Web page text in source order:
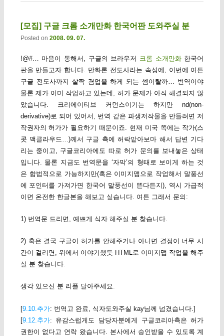
[모집] 구글 크롬 소개만화 한국어판 도와주실 분
Posted on 2008. 09. 07.
!@#… 마음이 동해서, 구글의 브라우저 크롬 소개만화한국어
판을 만들고자 합니다. 만화론 전도사라는 속성에, 이번에 여튼
구글 전도사까지 살짝 겸업을 하게 되는 셈이랄까… 번역이야
물론 제가 이미 작업하고 있는데, 허가 문제가 아직 해결되지 않
았습니다. 크리에이티브 커먼스이기는 하지만 nd(non-
derivative)로 되어 있어서, 번역 같은 파생저작물을 만들려면 저
작권자의 허가가 필요하기 때문이죠. 현재 미국 쪽에는 작가(스
콧 맥클라우드…)께서 구글 측에 허락맡아보마 해서 답변 기다
리는 중이고, 구글코리아에도 따로 허가 문의를 보내놓은 상태
입니다. 물론 지금도 번역문을 ‘자막’의 형태로 보이게 하는 것
은 합법적으로 가능하지만(혹은 이미지맵으로 작업해서 말풍선
에 포인터를 가져가면 한국어 말풍선이 뜬다든지), 역시 가급적
이면 온전한 한글본을 해보고 싶습니다. 여튼 그래서 문의:
1) 번역문 드리면, 예쁘게 식자 해주실 분 찾습니다.
2) 혹은 결국 구글이 허가를 안해주거나 아니면 결정이 너무 시
간이 걸리면, 위에서 이야기했듯 HTML로 이미지맵 작업을 해주
실 분 찾습니다.
생각 있으신 분 리플 달아주세요.
[9.10.추가: 번역고 완료, 식자도와주실 kay님께 넘겼습니다.]
[9.12.추가: 유감스럽게도 담당자분에게 구글코리아측은 허가
권한이 없다고 연락 왔습니다. 본사에서 승인받을 수 있도록 계